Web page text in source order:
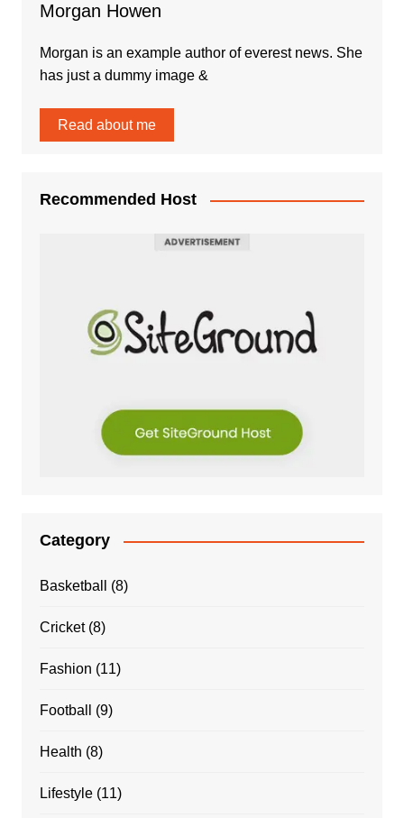
Morgan Howen
Morgan is an example author of everest news. She
has just a dummy image &
Read about me
Recommended Host
Category
Basketball (8)
Cricket(8)
Fashion (11)
Football (9)
Health (8)
Lifestyle(11)